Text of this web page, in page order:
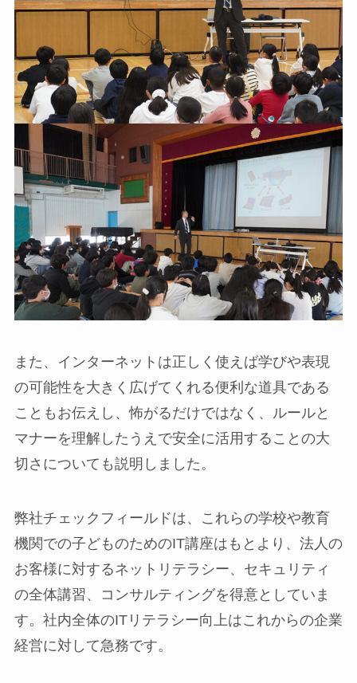
また、インターネットは正しく使えば学びや表現
の可能性を大きく広げてくれる便利な道具である
こともお伝えし、怖がるだけではなく、ルールと
マナーを理解したうえで安全に活用することの大
切さについても説明しました。
弊社チェックフィールドは、これらの学校や教育
機関での子どものためのIT講座はもとより、法人の
お客様に対するネットリテラシー、セキュリティ
の全体講習、コンサルティングを得意としていま
す。社内全体のITリテラシー向上はこれからの企業
経営に対して急務です。